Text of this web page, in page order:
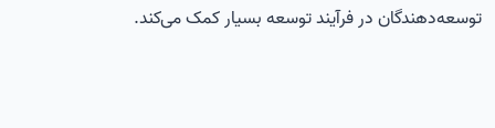
توسعه‌دهندگان در فرآیند توسعه بسیار کمک می‌کند.